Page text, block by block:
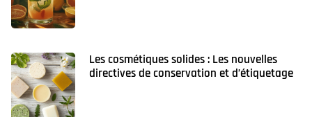
Les cosmétiques solides : Les nouvelles
directives de conservation et d’étiquetage